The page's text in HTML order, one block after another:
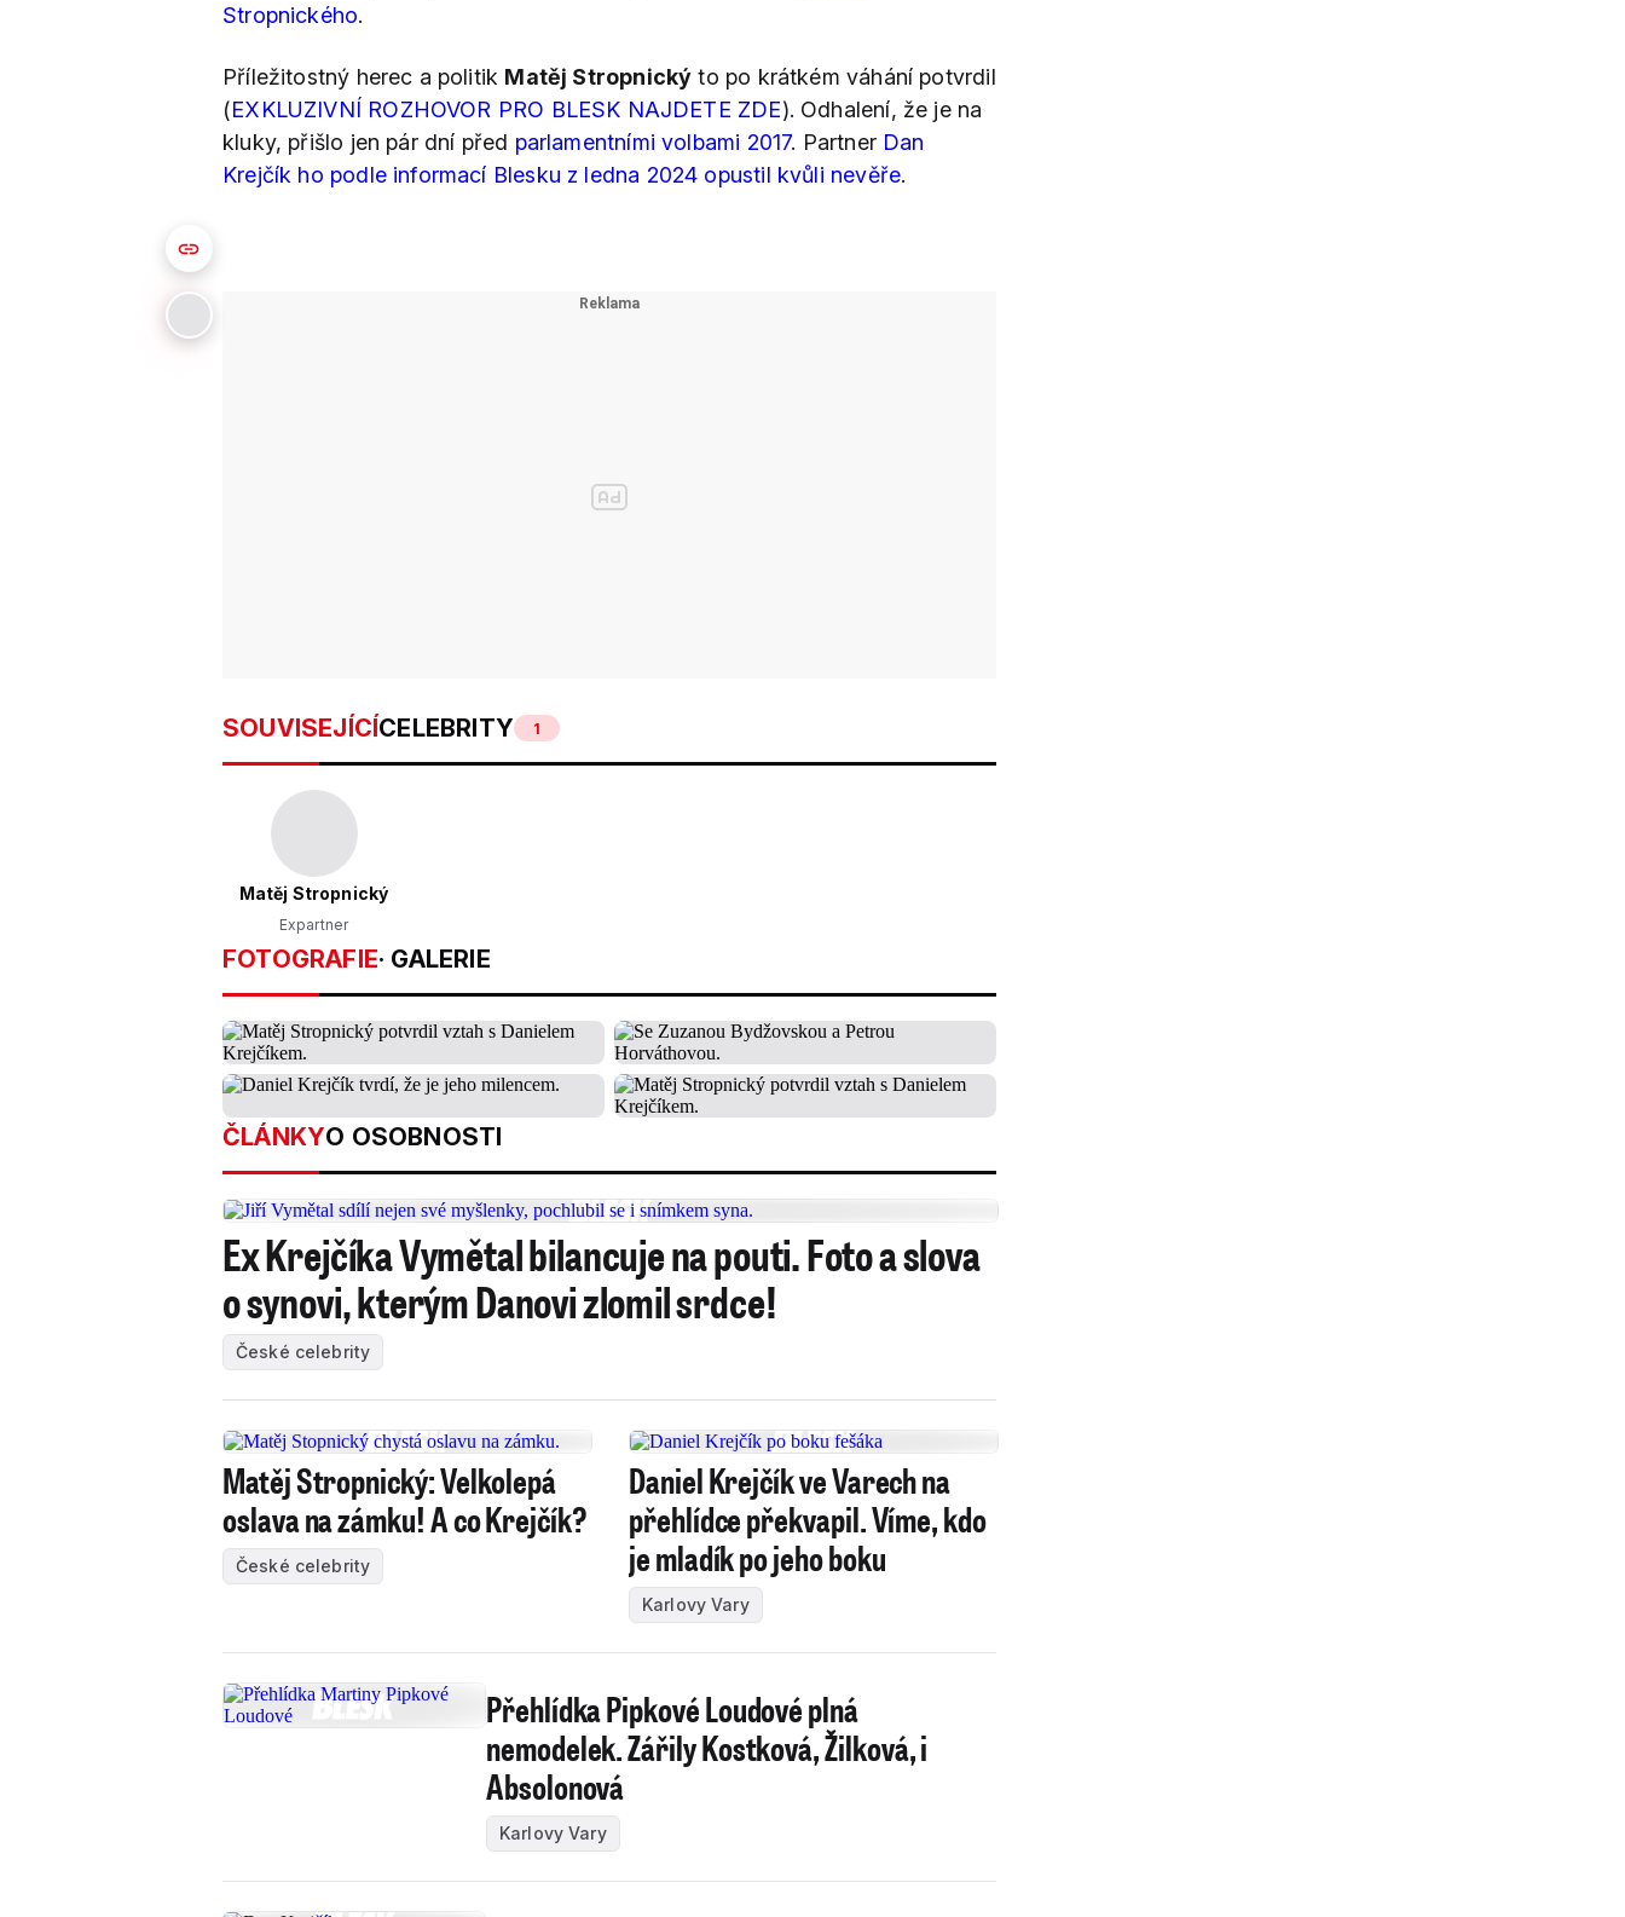
Stropnického.
Příležitostný herec a politik Matěj Stropnický to po krátkém váhání potvrdil
(EXKLUZIVNÍ ROZHOVOR PRO BLESK NAJDETE ZDE). Odhalení, že je na
kluky, přišlo jen pár dní před parlamentními volbami 2017. Partner Dan
Krejčík ho podle informací Blesku z ledna 2024 opustil kvůli nevěře.
SOUVISEJÍCÍCELEBRITY 1
Matěj Stropnický
Expartner
FOTOGRAFIE· GALERIE
ČLÁNKYO OSOBNOSTI
Ex Krejčíka Vymětal bilancuje na pouti. Foto a slova
o synovi, kterým Danovi zlomil srdce!
České celebrity
Matěj Stropnický: Velkolepá
oslava na zámku! A co Krejčík?
České celebrity
Daniel Krejčík ve Varech na
přehlídce překvapil. Víme, kdo
je mladík po jeho boku
Karlovy Vary
Přehlídka Pipkové Loudové plná
nemodelek. Zářily Kostková, Žilková, i
Absolonová
Karlovy Vary